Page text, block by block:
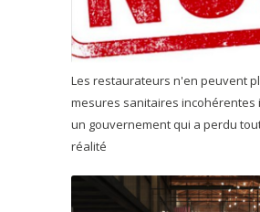
Les restaurateurs n'en peuvent
mesures sanitaires incohérentes
un gouvernement qui a perdu
réalité